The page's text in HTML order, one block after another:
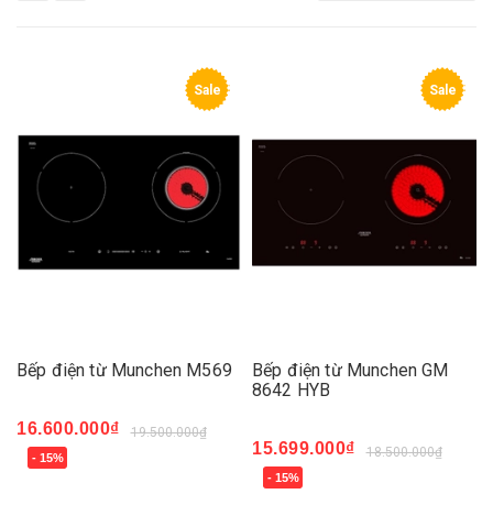
Sale
Bếp điện từ Munchen M569
16.600.000₫ 19.500.000₫
- 15%
Sale
Bếp điện từ Munchen GM
8642 HYB
15.699.000₫ 18.500.000₫
- 15%